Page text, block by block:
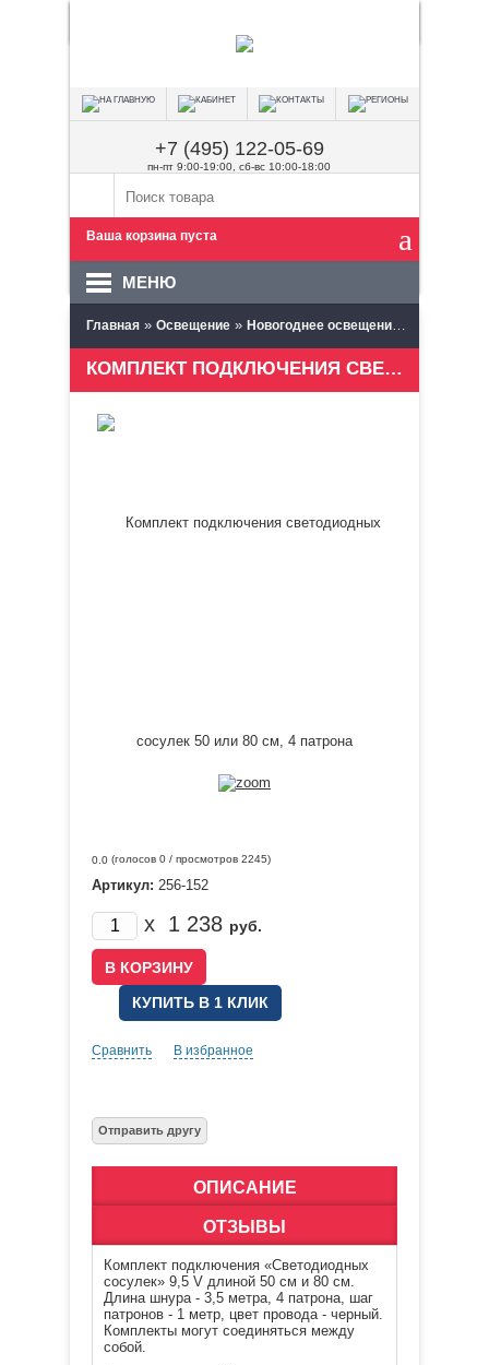
+7 (495) 122-05-69
пн-пт 9:00-19:00, сб-вс 10:00-18:00
Ваша корзина пуста
МЕНЮ
Главная » Освещение » Новогоднее освещение »
КОМПЛЕКТ ПОДКЛЮЧЕНИЯ СВЕТОДИОДНЫХ СОСУЛЕК 50 ИЛИ 80 СМ, 4 ПАТРОНА
0.0 (голосов 0 / просмотров 2245)
Артикул: 256-152
x 1 238 руб.
КУПИТЬ В 1 КЛИК
Сравнить В избранное
ОПИСАНИЕ
ОТЗЫВЫ
Комплект подключения «Светодиодных
сосулек» 9,5 V длиной 50 см и 80 см.
Длина шнура - 3,5 метра, 4 патрона, шаг
патронов - 1 метр, цвет провода - черный.
Комплекты могут соединяться между
собой.